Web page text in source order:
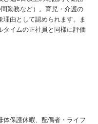
勤務など）。育児・介護の
由として認められます。ま
タイムの正社員と同様に評価
体保護休暇、配偶者・ライフ